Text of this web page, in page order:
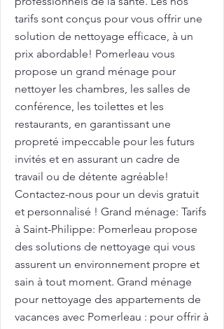
tarifs sont conçus pour vous offrir une
solution de nettoyage efficace, à un
prix abordable! Pomerleau vous
propose un grand ménage pour
nettoyer les chambres, les salles de
conférence, les toilettes et les
restaurants, en garantissant une
propreté impeccable pour les futurs
invités et en assurant un cadre de
travail ou de détente agréable!
Contactez-nous pour un devis gratuit
et personnalisé ! Grand ménage: Tarifs
à Saint-Philippe: Pomerleau propose
des solutions de nettoyage qui vous
assurent un environnement propre et
sain à tout moment. Grand ménage
pour nettoyage des appartements de
vacances avec Pomerleau : pour offrir à